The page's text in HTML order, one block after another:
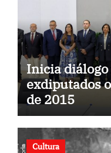
Inicia
exdiputados
de 2015
Cultura